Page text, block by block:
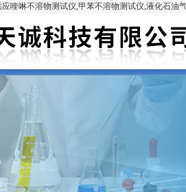
喹啉不溶物测试仪,甲苯不溶物测试仪,液化石油